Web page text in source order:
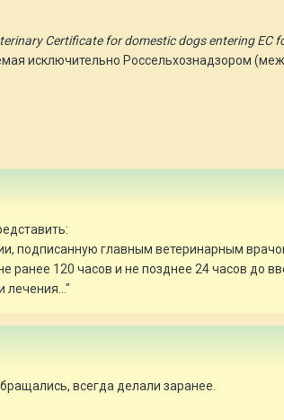
Certificate for domestic dogs entering EC
исключительно Россельхознадзором
подписанную главным ветеринарным
120 часов и не позднее 24 часов до
лечения..."
всегда делали заранее.